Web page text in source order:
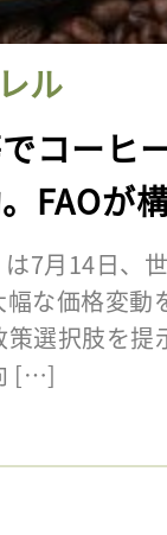
ル
コーヒ
FAOが
7月14日、
な価格変動
選択肢を
[…]